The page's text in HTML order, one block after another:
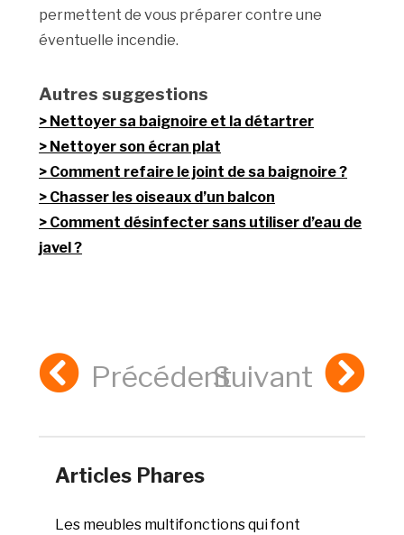
permettent de vous préparer contre une
éventuelle incendie.
Autres suggestions
Nettoyer sa baignoire et la détartrer
Nettoyer son écran plat
Comment refaire le joint de sa baignoire ?
Chasser les oiseaux d’un balcon
Comment désinfecter sans utiliser d’eau de
javel ?
PrécédentSuivant
Articles Phares
Les meubles multifonctions qui font